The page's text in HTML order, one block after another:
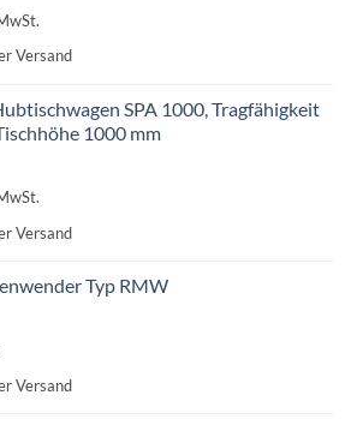
Versand
SPA 1000, Tragfähigkeit
1000 mm
Versand
Typ RMW
Versand